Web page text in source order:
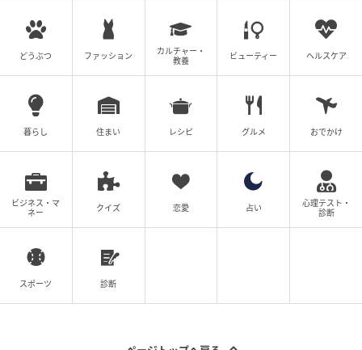
どうぶつ ファッション
カルチャー・
教養
ビューティー ヘルスケア
暮らし 住まい レシピ グルメ おでかけ
ビジネス・マ
ネー
クイズ 恋愛 占い
心理テスト・
診断
スポーツ 診断